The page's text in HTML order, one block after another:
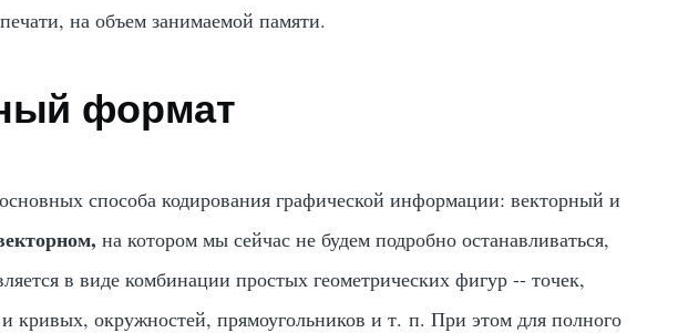
на объем занимаемой памяти.
формат
способа кодирования графической информации: векторный и
на котором мы сейчас не будем подробно останавливаться,
в виде комбинации простых геометрических фигур -- точек,
кривых, окружностей, прямоугольников и т. п. При этом для полного